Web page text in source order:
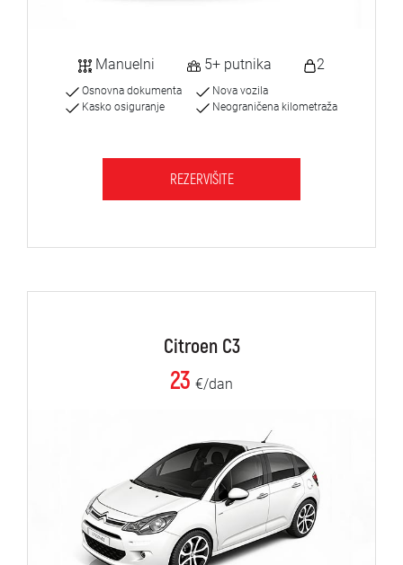
Manuelni 5+ putnika 2
Osnovna dokumenta
Kasko osiguranje
Nova vozila
Neograničena kilometraža
REZERVIŠITE
Citroen C3
23 €/dan